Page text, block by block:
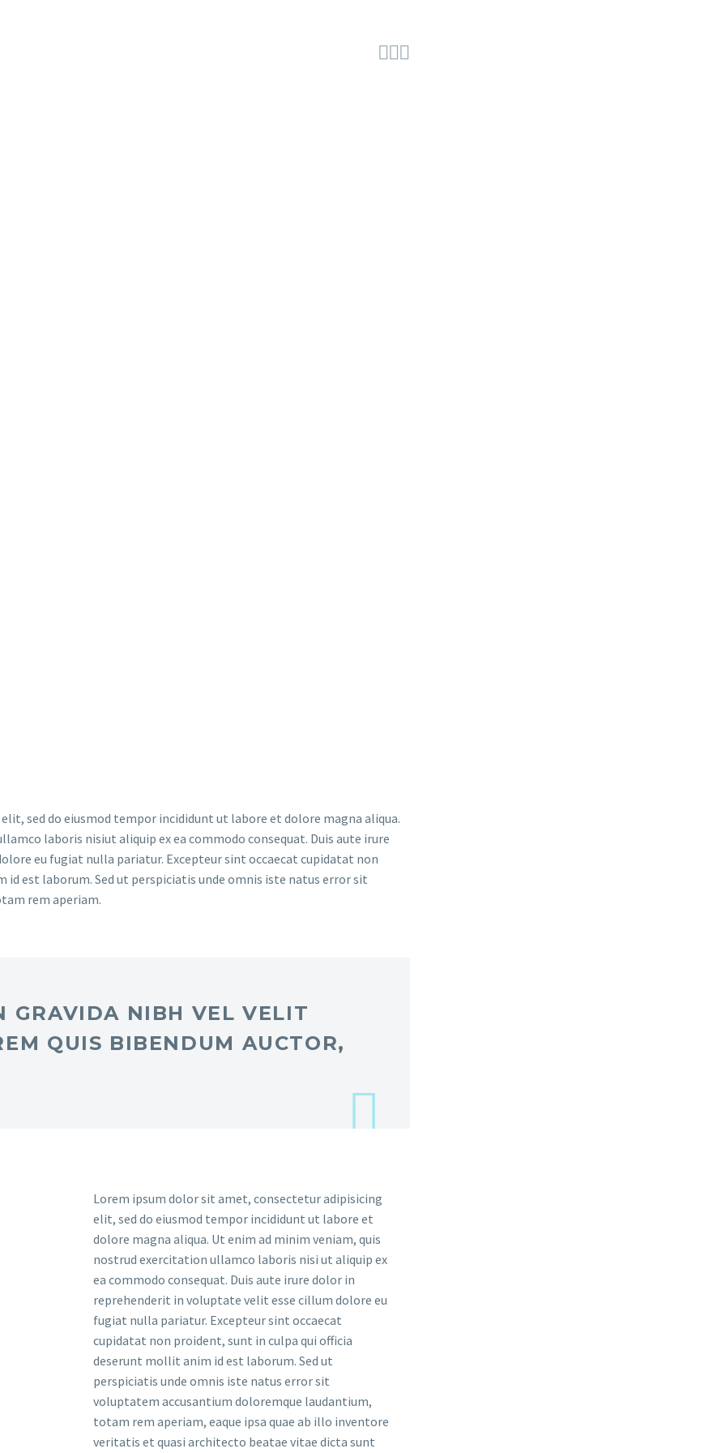

sed do eiusmod tempor incididunt ut labore et dolore magna aliqua.
laboris nisiut aliquip ex ea commodo consequat. Duis aute irure
eu fugiat nulla pariatur. Excepteur sint occaecat cupidatat non
est laborum. Sed ut perspiciatis unde omnis iste natus error sit
rem aperiam.
GRAVIDA NIBH VEL VELIT
QUIS BIBENDUM AUCTOR,
Lorem ipsum dolor sit amet, consectetur adipisicing
elit, sed do eiusmod tempor incididunt ut labore et
dolore magna aliqua. Ut enim ad minim veniam, quis
nostrud exercitation ullamco laboris nisi ut aliquip ex
ea commodo consequat. Duis aute irure dolor in
reprehenderit in voluptate velit esse cillum dolore eu
fugiat nulla pariatur. Excepteur sint occaecat
cupidatat non proident, sunt in culpa qui officia
deserunt mollit anim id est laborum. Sed ut
perspiciatis unde omnis iste natus error sit
voluptatem accusantium doloremque laudantium,
totam rem aperiam, eaque ipsa quae ab illo inventore
veritatis et quasi architecto beatae vitae dicta sunt